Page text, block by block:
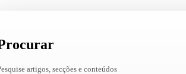
artigos, secções e conteúdos